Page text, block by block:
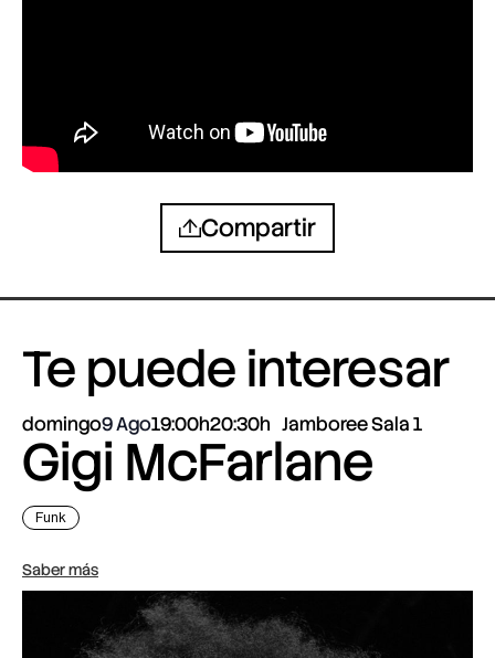
Compartir
Te puede interesar
domingo9 Ago19:00h20:30h Jamboree Sala 1
Gigi McFarlane
Funk
Saber más